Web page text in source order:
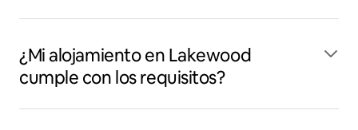
¿Mi alojamiento en Lakewood
cumple con los requisitos?